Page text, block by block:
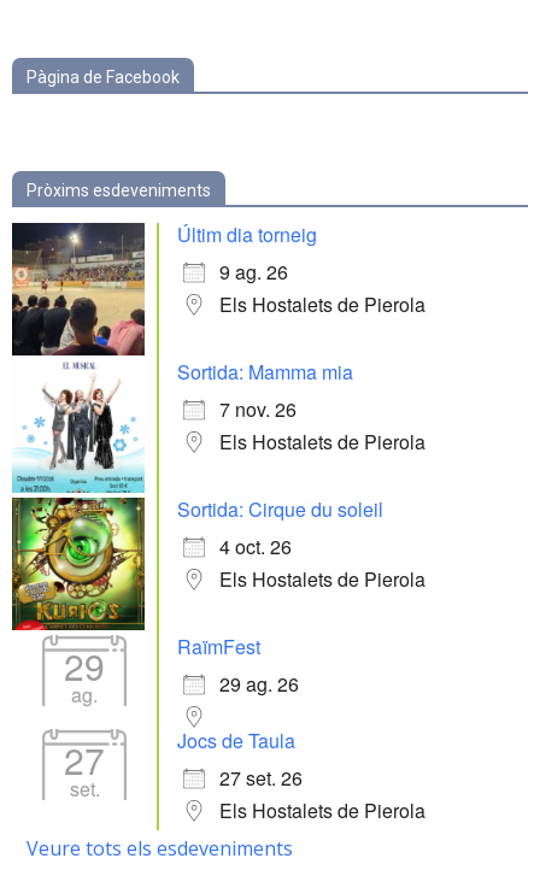
Pàgina de Facebook
Pròxims esdeveniments
Últim dia torneig
9 ag. 26
Els Hostalets de Pierola
Sortida: Mamma mia
7 nov. 26
Els Hostalets de Pierola
Sortida: Cirque du soleil
4 oct. 26
Els Hostalets de Pierola
29
ag.
RaïmFest
29 ag. 26
27
set.
Jocs de Taula
27 set. 26
Els Hostalets de Pierola
Veure tots els esdeveniments